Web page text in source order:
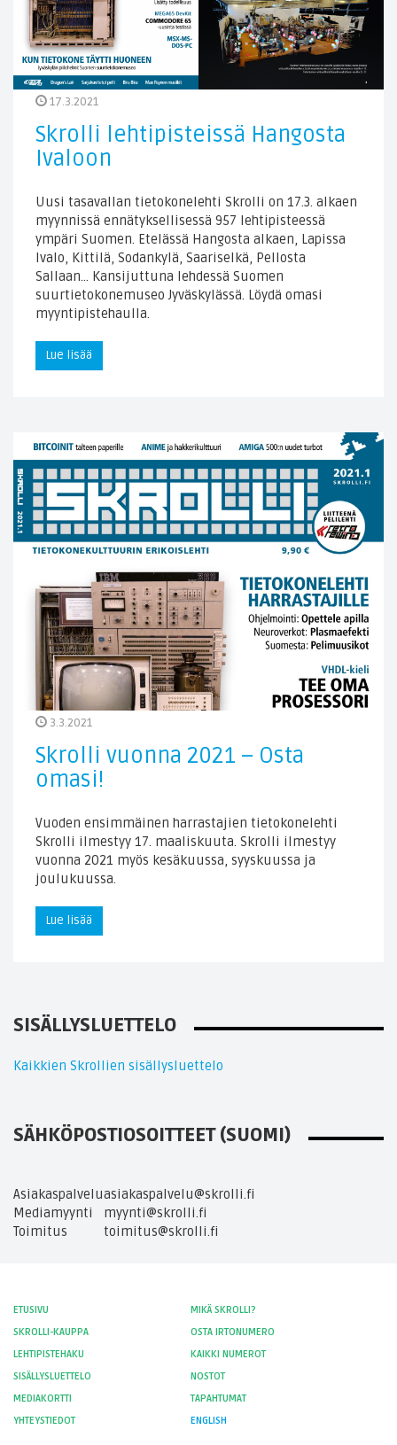
17.3.2021
Skrolli lehtipisteissä Hangosta
Ivaloon
Uusi tasavallan tietokonelehti Skrolli on 17.3. alkaen
myynnissä ennätyksellisessä 957 lehtipisteessä
ympäri Suomen. Etelässä Hangosta alkaen, Lapissa
Ivalo, Kittilä, Sodankylä, Saariselkä, Pellosta
Sallaan… Kansijuttuna lehdessä Suomen
suurtietokonemuseo Jyväskylässä. Löydä omasi
myyntipistehaulla.
Lue lisää
3.3.2021
Skrolli vuonna 2021 – Osta
omasi!
Vuoden ensimmäinen harrastajien tietokonelehti
Skrolli ilmestyy 17. maaliskuuta. Skrolli ilmestyy
vuonna 2021 myös kesäkuussa, syyskuussa ja
joulukuussa.
Lue lisää
SISÄLLYSLUETTELO
Kaikkien Skrollien sisällysluettelo
SÄHKÖPOSTIOSOITTEET (SUOMI)
Asiakaspalveluasiakaspalvelu@skrolli.fi
Mediamyynti
myynti@skrolli.fi
Toimitus
toimitus@skrolli.fi
ETUSIVU
MIKÄ SKROLLI?
SKROLLI-KAUPPA
OSTA IRTONUMERO
LEHTIPISTEHAKU
KAIKKI NUMEROT
SISÄLLYSLUETTELO
NOSTOT
MEDIAKORTTI
TAPAHTUMAT
YHTEYSTIEDOT
ENGLISH